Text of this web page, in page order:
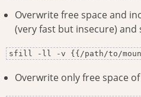
Overwrite free space and
(very fast but insecure) and
sfill -ll -v {{/path/to/
Overwrite only free space of